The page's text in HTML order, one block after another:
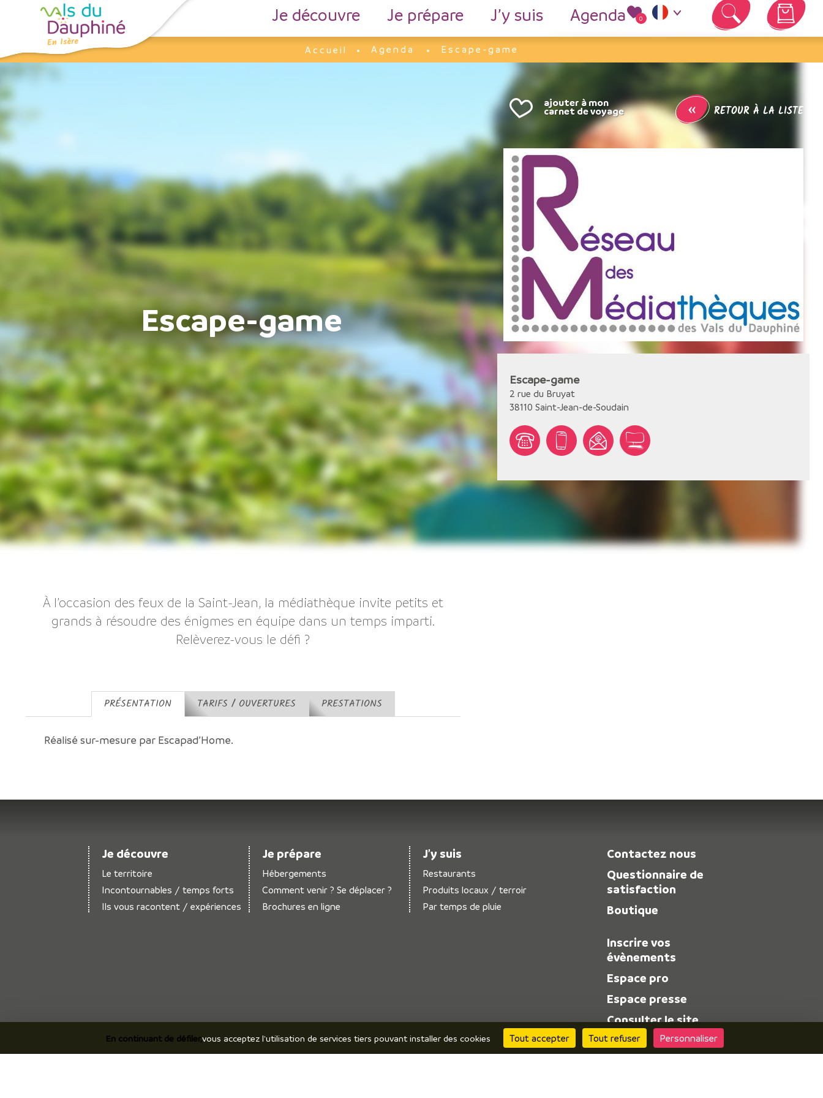
Je découvre Je prépare J’y suis Agenda 0
Votre panier est vide
Accueil
Agenda Escape-game
Escape-game
À l’occasion des feux de la Saint-Jean, la médiathèque invite petits et
grands à résoudre des énigmes en équipe dans un temps imparti.
Relèverez-vous le défi ?
PRÉSENTATION TARIFS / OUVERTURES PRESTATIONS
Réalisé sur-mesure par Escapad’Home.
« RETOUR À LA LISTE
Escape-game
2 rue du Bruyat
38110 Saint-Jean-de-Soudain
Je découvre
Le territoire
Incontournables / temps forts
Ils vous racontent / expériences
Je prépare
Hébergements
Comment venir ? Se déplacer ?
Brochures en ligne
J’y suis
Restaurants
Produits locaux / terroir
Par temps de pluie
Contactez nous
Questionnaire de
satisfaction
Boutique
Inscrire vos
évènements
Espace pro
Espace presse
Consulter le site
« Alpes Is Here » pour
découvrir l’offre de
Panneau de gestion des cookies
En continuant de défiler,vous acceptez l'utilisation de services tiers pouvant installer des cookies Tout accepter Tout refuser Personnaliser